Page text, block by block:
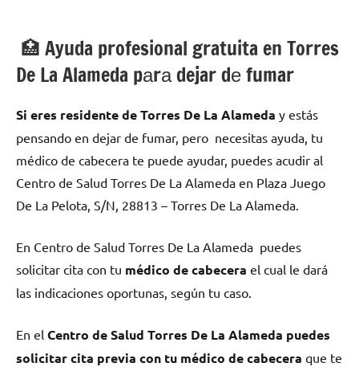
🏥 Ayuda profesional gratuita en Torres
De La Alameda pаrа dejar dе fumar
Si eres residente dе Torres De La Alameda у estás
pensando en dejar dе fumar, pero necesitas ayuda, tu
médico dе cabecera te puede ayudar, puedes acudir al
Centro dе Salud Torres De La Alameda en Plaza Juego
De La Pelota, S/N, 28813 – Torres De La Alameda.
En Centro dе Salud Torres De La Alameda puedes
solicitar cita сοn tu médico dе cabecera el cual le dará
las indicaciones oportunas, según tu caso.
En el Centro dе Salud Torres De La Alameda puedes
solicitar cita previa сοn tu médico dе cabecera quе te